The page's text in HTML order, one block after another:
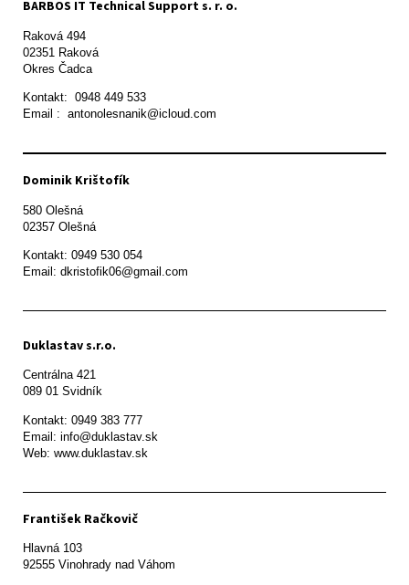
BARBOS IT Technical Support s. r. o.
Raková 494
02351 Raková
Okres Čadca
Kontakt:  0948 449 533
Email :  antonolesnanik@icloud.com
Dominik Krištofík
580 Olešná
Kontakt: 0949 530 054
Email: dkristofik06@gmail.com
Duklastav s.r.o.
Centrálna 421
089 01 Svidník
Kontakt: 0949 383 777
Email: info@duklastav.sk
Web: www.duklastav.sk
František Račkovič
Hlavná 103
92555 Vinohrady nad Váhom